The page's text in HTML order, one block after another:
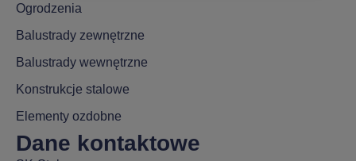
Ogrodzenia
Balustrady zewnętrzne
Balustrady wewnętrzne
Konstrukcje stalowe
Elementy ozdobne
Dane kontaktowe